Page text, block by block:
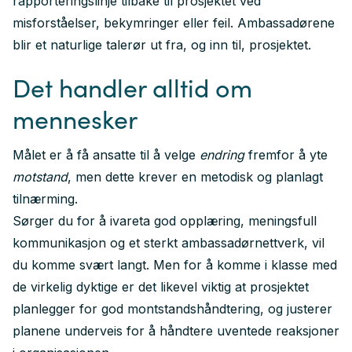
misforståelser, bekymringer eller feil. Ambassadørene
blir et naturlige talerør ut fra, og inn til, prosjektet.
Det handler alltid om
mennesker
Målet er å få ansatte til å velge endringfremfor å yte
motstand, men dette krever en metodisk og planlagt
tilnærming.
Sørger du for å ivareta god opplæring, meningsfull
kommunikasjon og et sterkt ambassadørnettverk, vil
du komme svært langt. Men for å komme i klasse med
de virkelig dyktige er det likevel viktig at prosjektet
planlegger for god montstandshåndtering, og justerer
planene underveis for å håndtere uventede reaksjoner